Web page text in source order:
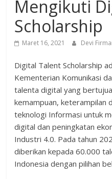
Mengikuti
Scholarship
Maret 16, 2021 Devi
Digital Talent Scholarship
Kementerian Komunikasi
talenta digital yang
kemampuan, keterampilan
teknologi Informasi untuk
digital dan peningkatan
Industri 4.0. Pada tahun
diberikan kepada 60.000
Indonesia dengan pilihan